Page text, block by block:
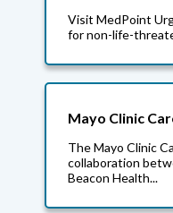
Visit MedPoint
for non-life-
Mayo Clinic
The Mayo Clinic
collaboration
Beacon Health...